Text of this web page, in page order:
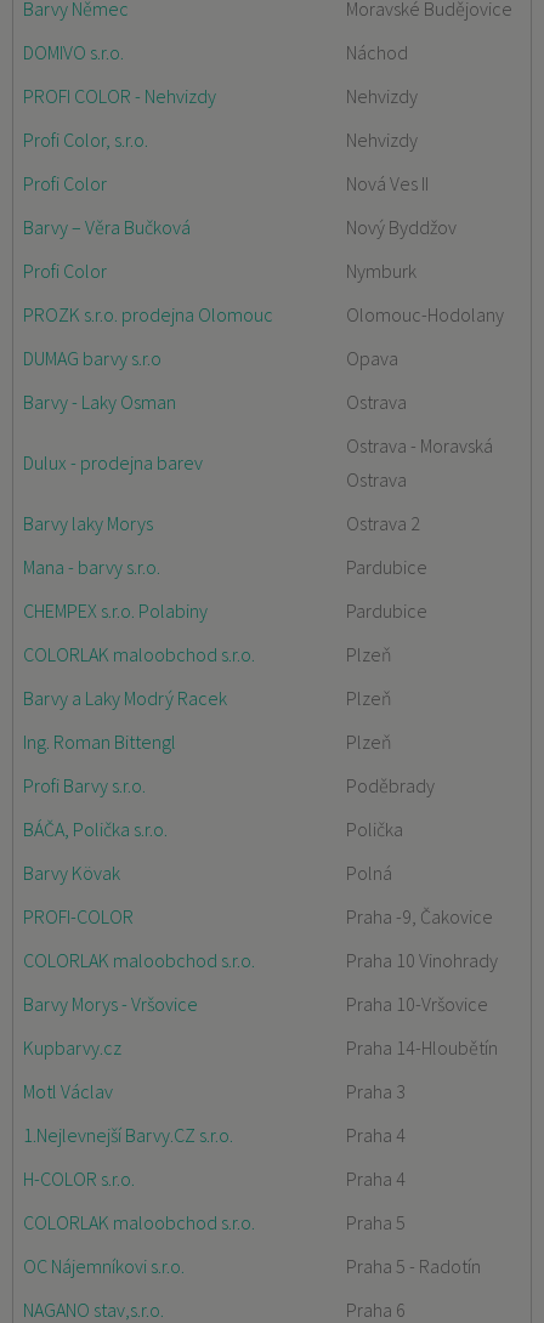
Barvy Němec
Moravské Budějovice
DOMIVO s.r.o.
Náchod
PROFI COLOR - Nehvizdy
Nehvizdy
Profi Color, s.r.o.
Nehvizdy
Profi Color
Nová Ves II
Barvy – Věra Bučková
Nový Byddžov
Profi Color
Nymburk
PROZK s.r.o. prodejna Olomouc
Olomouc-Hodolany
DUMAG barvy s.r.o
Opava
Barvy - Laky Osman
Ostrava
Dulux - prodejna barev
Ostrava - Moravská
Ostrava
Barvy laky Morys
Ostrava 2
Mana - barvy s.r.o.
Pardubice
CHEMPEX s.r.o. Polabiny
Pardubice
COLORLAK maloobchod s.r.o.
Plzeň
Barvy a Laky Modrý Racek
Plzeň
Ing. Roman Bittengl
Plzeň
Profi Barvy s.r.o.
Poděbrady
BÁČA, Polička s.r.o.
Polička
Barvy Kövak
Polná
PROFI-COLOR
Praha -9, Čakovice
COLORLAK maloobchod s.r.o.
Praha 10 Vinohrady
Barvy Morys - Vršovice
Praha 10-Vršovice
Kupbarvy.cz
Praha 14-Hloubětín
Motl Václav
Praha 3
1.Nejlevnejší Barvy.CZ s.r.o.
Praha 4
H-COLOR s.r.o.
Praha 4
COLORLAK maloobchod s.r.o.
Praha 5
OC Nájemníkovi s.r.o.
Praha 5 - Radotín
NAGANO stav,s.r.o.
Praha 6